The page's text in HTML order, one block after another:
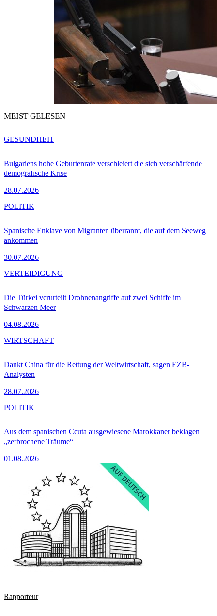
MEIST GELESEN
Bulgariens hohe Geburtenrate verschleiert die sich verschärfende
demografische Krise
28.07.2026
GESUNDHEIT
Spanische Enklave von Migranten überrannt, die auf dem Seeweg
ankommen
30.07.2026
POLITIK
Die Türkei verurteilt Drohnenangriffe auf zwei Schiffe im
Schwarzen Meer
04.08.2026
VERTEIDIGUNG
Dankt China für die Rettung der Weltwirtschaft, sagen EZB-
Analysten
28.07.2026
WIRTSCHAFT
Aus dem spanischen Ceuta ausgewiesene Marokkaner beklagen
„zerbrochene Träume“
01.08.2026
POLITIK
Rapporteur